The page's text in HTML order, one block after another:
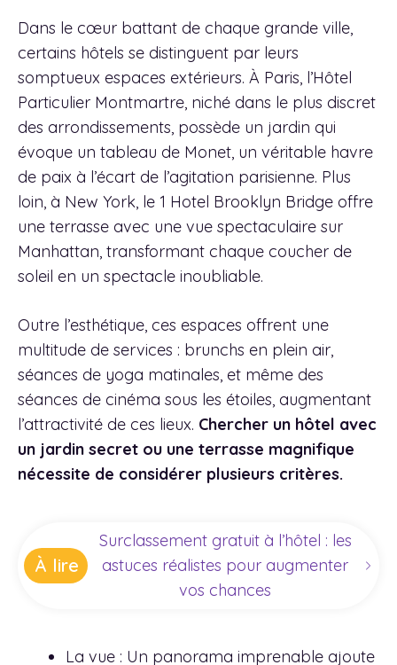
Dans le cœur battant de chaque grande ville,
certains hôtels se distinguent par leurs
somptueux espaces extérieurs. À Paris, l’Hôtel
Particulier Montmartre, niché dans le plus discret
des arrondissements, possède un jardin qui
évoque un tableau de Monet, un véritable havre
de paix à l’écart de l’agitation parisienne. Plus
loin, à New York, le 1 Hotel Brooklyn Bridge offre
une terrasse avec une vue spectaculaire sur
Manhattan, transformant chaque coucher de
soleil en un spectacle inoubliable.
Outre l’esthétique, ces espaces offrent une
multitude de services : brunchs en plein air,
séances de yoga matinales, et même des
séances de cinéma sous les étoiles, augmentant
l’attractivité de ces lieux. Chercher un hôtel avec
un jardin secret ou une terrasse magnifique
nécessite de considérer plusieurs critères.
À lire
Surclassement gratuit à l’hôtel : les
astuces réalistes pour augmenter
vos chances
La vue : Un panorama imprenable ajoute